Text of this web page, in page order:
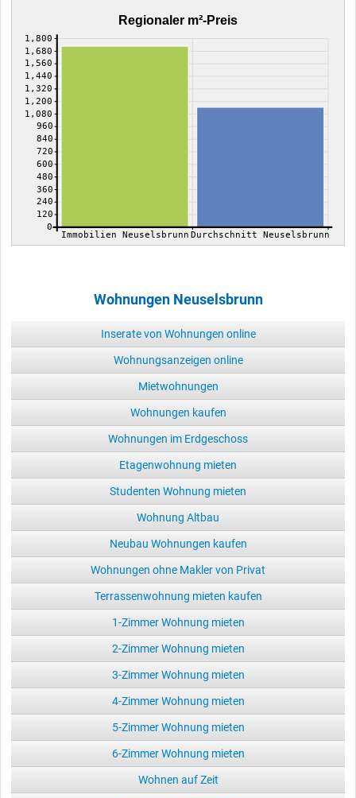
Regionaler m²-Preis
0
120
240
360
480
600
720
840
960
1,080
1,200
1,320
1,440
1,560
1,680
1,800
Immobilien Neuselsbrunn Durchschnitt Neuselsbrunn
Wohnungen Neuselsbrunn
Inserate von Wohnungen online
Wohnungsanzeigen online
Mietwohnungen
Wohnungen kaufen
Wohnungen im Erdgeschoss
Etagenwohnung mieten
Studenten Wohnung mieten
Wohnung Altbau
Neubau Wohnungen kaufen
Wohnungen ohne Makler von Privat
Terrassenwohnung mieten kaufen
1-Zimmer Wohnung mieten
2-Zimmer Wohnung mieten
3-Zimmer Wohnung mieten
4-Zimmer Wohnung mieten
5-Zimmer Wohnung mieten
6-Zimmer Wohnung mieten
Wohnen auf Zeit